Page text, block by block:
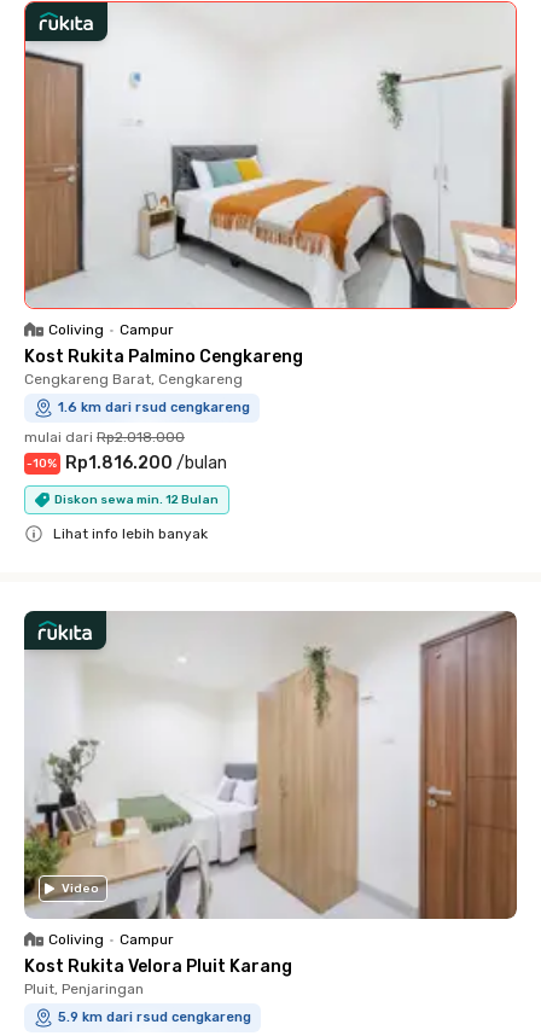
Coliving • Campur
Kost Rukita Palmino Cengkareng
Cengkareng Barat, Cengkareng
1.6 km dari rsud cengkareng
mulai dari Rp2.018.000
-10% Rp1.816.200 /bulan
Diskon sewa min. 12 Bulan
Lihat info lebih banyak
Video
Coliving • Campur
Kost Rukita Velora Pluit Karang
Pluit, Penjaringan
5.9 km dari rsud cengkareng